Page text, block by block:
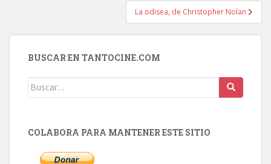
La odisea, de Christopher Nolan
BUSCAR EN TANTOCINE.COM
Buscar:
COLABORA PARA MANTENER ESTE SITIO